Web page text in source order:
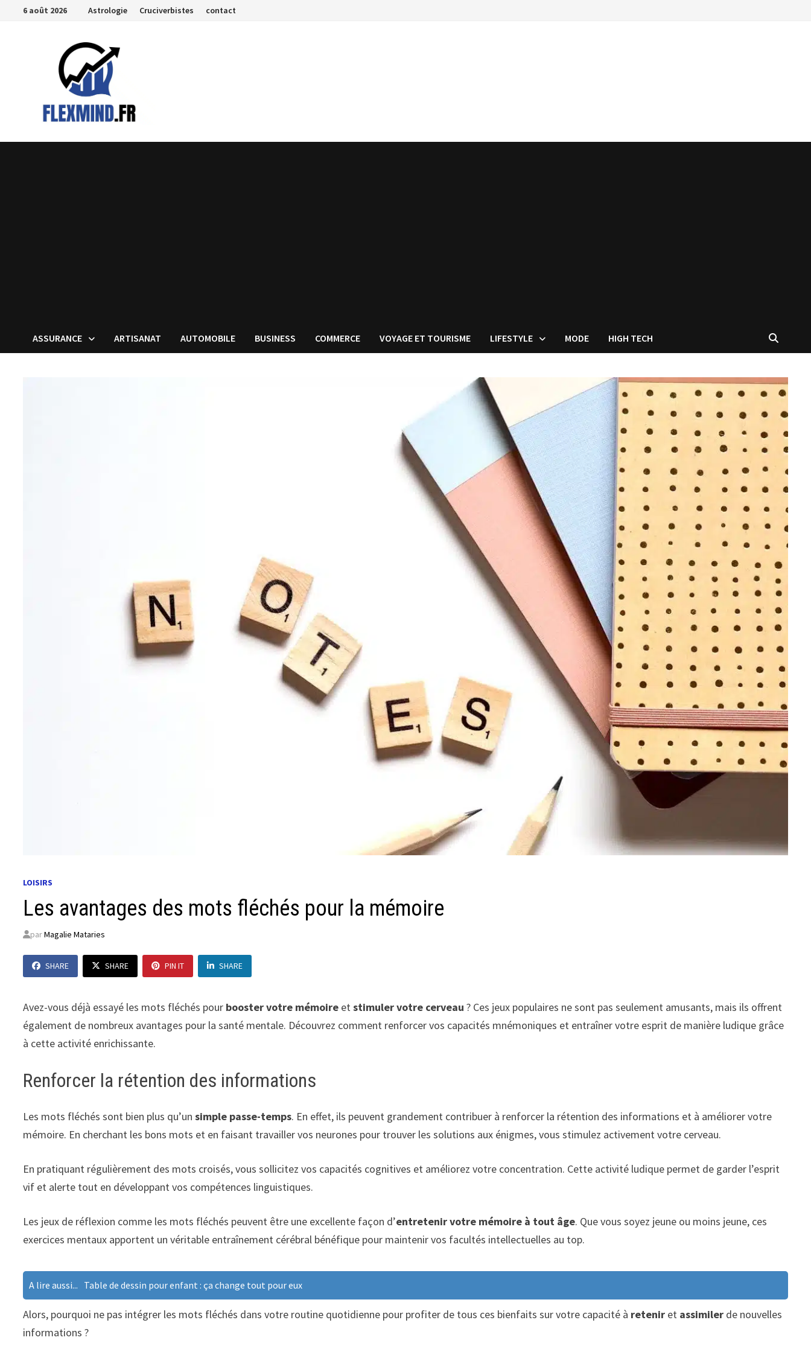
Passer6 août 2026 Astrologie Cruciverbistes contact
ASSURANCE ARTISANAT AUTOMOBILE BUSINESS COMMERCE VOYAGE ET TOURISME LIFESTYLE MODE HIGH TECH
LOISIRS
Les avantages des mots fléchés pour la mémoire
parMagalie Mataries
SHARE SHARE PIN IT SHARE
Avez-vous déjà essayé les mots fléchés pour booster votre mémoire etstimuler votre cerveau ? Ces jeux populaires ne sont pas seulement amusants, mais ils offrent
également de nombreux avantages pour la santé mentale. Découvrez comment renforcer vos capacités mnémoniques et entraîner votre esprit de manière ludique grâce
à cette activité enrichissante.
Renforcer la rétention des informations
Les mots fléchés sont bien plus qu’unsimple passe-temps. En effet, ils peuvent grandement contribuer à renforcer la rétention des informations et à améliorer votre
mémoire. En cherchant les bons mots et en faisant travailler vos neurones pour trouver les solutions aux énigmes, vous stimulez activement votre cerveau.
En pratiquant régulièrement des mots croisés, vous sollicitez vos capacités cognitives et améliorez votre concentration. Cette activité ludique permet de garder l’esprit
vif et alerte tout en développant vos compétences linguistiques.
Les jeux de réflexion comme les mots fléchés peuvent être une excellente façon d’entretenir votre mémoire à tout âge. Que vous soyez jeune ou moins jeune, ces
exercices mentaux apportent un véritable entraînement cérébral bénéfique pour maintenir vos facultés intellectuelles au top.
A lire aussi... Table de dessin pour enfant : ça change tout pour eux
Alors, pourquoi ne pas intégrer les mots fléchés dans votre routine quotidienne pour profiter de tous ces bienfaits sur votre capacité à retenir et assimiler de nouvelles
informations ?